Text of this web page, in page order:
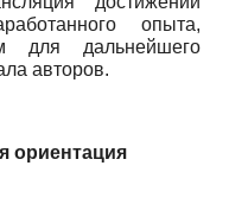
опыта,
для дальнейшего
авторов.
ориентация